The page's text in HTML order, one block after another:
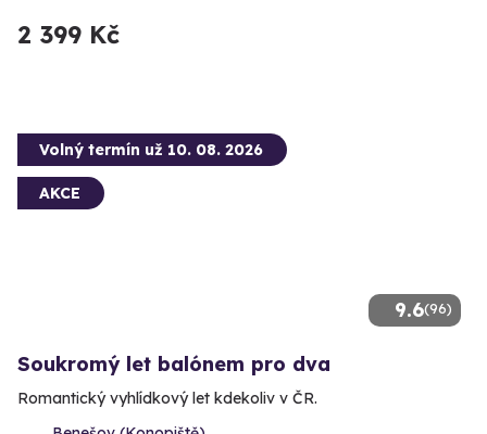
2 399 Kč
9.6(96)
Volný termín už 10. 08. 2026
AKCE
Soukromý let balónem pro dva
Romantický vyhlídkový let kdekoliv v ČR.